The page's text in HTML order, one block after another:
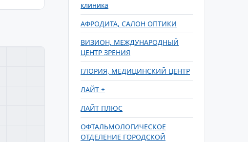
клиника
АФРОДИТА, САЛОН ОПТИКИ
ВИЗИОН, МЕЖДУНАРОДНЫЙ
ЦЕНТР ЗРЕНИЯ
ГЛОРИЯ, МЕДИЦИНСКИЙ ЦЕНТР
ЛАЙТ +
ЛАЙТ ПЛЮС
ОФТАЛЬМОЛОГИЧЕСКОЕ
ОТДЕЛЕНИЕ ГОРОДСКОЙ